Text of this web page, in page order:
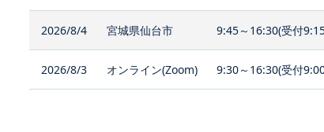
2026/8/4 宮城県仙台市 9:45～16:30(受付
2026/8/3 オンライン(Zoom) 9:30～16:30(受付